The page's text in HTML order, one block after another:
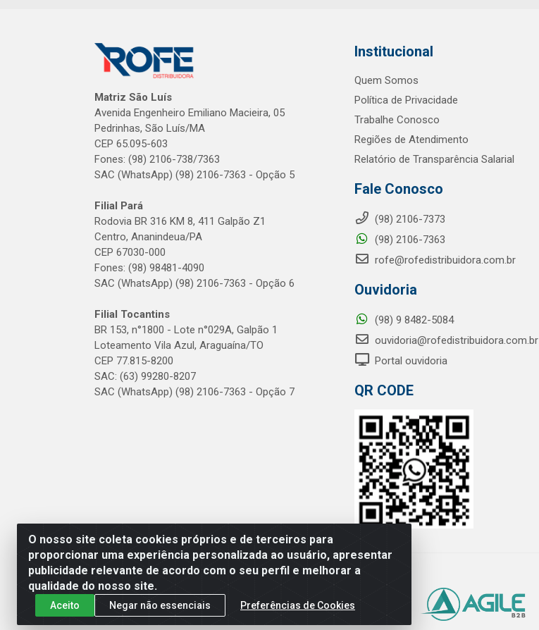
O nosso site coleta cookies próprios e de terceiros para
proporcionar uma experiência personalizada ao usuário, apresentar
publicidade relevante de acordo com o seu perfil e melhorar a
qualidade do nosso site.
Aceito Negar não essenciais Preferências de Cookies
Matriz São Luís
Avenida Engenheiro Emiliano Macieira, 05
Pedrinhas, São Luís/MA
CEP 65.095-603
Fones: (98) 2106-738/7363
SAC (WhatsApp) (98) 2106-7363 - Opção 5
Filial Pará
Rodovia BR 316 KM 8, 411 Galpão Z1
Centro, Ananindeua/PA
CEP 67030-000
Fones: (98) 98481-4090
SAC (WhatsApp) (98) 2106-7363 - Opção 6
Filial Tocantins
BR 153, n°1800 - Lote n°029A, Galpão 1
Loteamento Vila Azul, Araguaína/TO
CEP 77.815-8200
SAC: (63) 99280-8207
SAC (WhatsApp) (98) 2106-7363 - Opção 7
Institucional
Quem Somos
Política de Privacidade
Trabalhe Conosco
Regiões de Atendimento
Relatório de Transparência Salarial
Fale Conosco
(98) 2106-7373
(98) 2106-7363
rofe@rofedistribuidora.com.br
Ouvidoria
(98) 9 8482-5084
ouvidoria@rofedistribuidora.com.br
Portal ouvidoria
QR CODE